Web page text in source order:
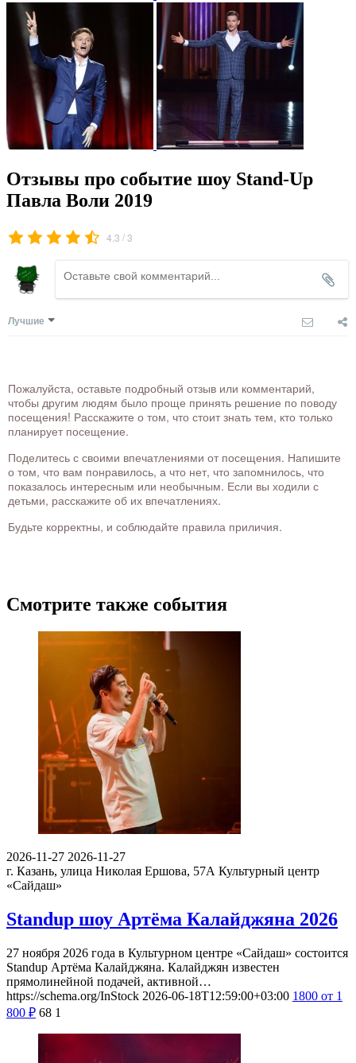
Отзывы про событие шоу Stand-Up
Павла Воли 2019
4.3 /3
Лучшие
Пожалуйста, оставьте подробный отзыв или комментарий,
чтобы другим людям было проще принять решение по поводу
посещения! Расскажите о том, что стоит знать тем, кто только
планирует посещение.
Поделитесь с своими впечатлениями от посещения. Напишите
о том, что вам понравилось, а что нет, что запомнилось, что
показалось интересным или необычным. Если вы ходили с
детьми, расскажите об их впечатлениях.
Будьте корректны, и соблюдайте правила приличия.
Смотрите также события
2026-11-27 2026-11-27
г. Казань, улица Николая Ершова, 57А Культурный центр
«Сайдаш»
Standup шоу Артёма Калайджяна 2026
27 ноября 2026 года в Культурном центре «Сайдаш» состоится
Standup Артёма Калайджяна. Калайджян известен
прямолинейной подачей, активной…
https://schema.org/InStock 2026-06-18T12:59:00+03:00 1800 от 1
800 ₽ 68 1